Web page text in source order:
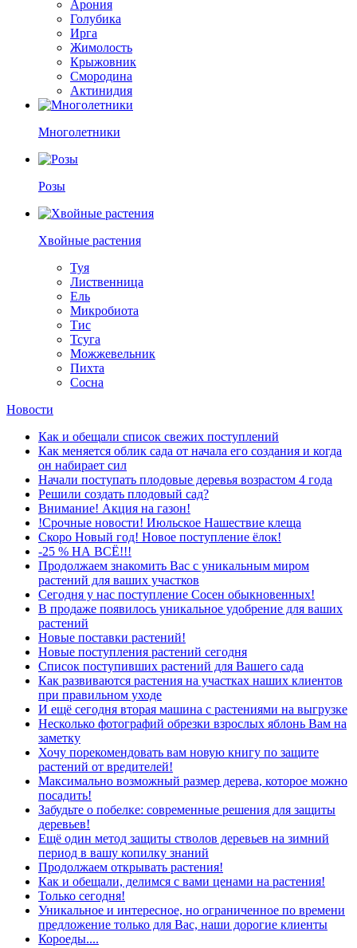
Арония
Голубика
Ирга
Жимолость
Крыжовник
Смородина
Актинидия
Многолетники
Розы
Хвойные растения
Туя
Лиственница
Ель
Микробиота
Тис
Тсуга
Можжевельник
Пихта
Сосна
Новости
Как и обещали список свежих поступлений
Как меняется облик сада от начала его создания и когда
он набирает сил
Начали поступать плодовые деревья возрастом 4 года
Решили создать плодовый сад?
Внимание! Акция на газон!
!Срочные новости! Июльское Нашествие клеща
Скоро Новый год! Новое поступление ёлок!
-25 % НА ВСЁ!!!
Продолжаем знакомить Вас с уникальным миром
растений для ваших участков
Сегодня у нас поступление Сосен обыкновенных!
В продаже появилось уникальное удобрение для ваших
растений
Новые поставки растений!
Новые поступления растений сегодня
Список поступивших растений для Вашего сада
Как развиваются растения на участках наших клиентов
при правильном уходе
И ещё сегодня вторая машина с растениями на выгрузке
Несколько фотографий обрезки взрослых яблонь Вам на
заметку
Хочу порекомендовать вам новую книгу по защите
растений от вредителей!
Максимально возможный размер дерева, которое можно
посадить!
Забудьте о побелке: современные решения для защиты
деревьев!
Ещё один метод защиты стволов деревьев на зимний
период в вашу копилку знаний
Продолжаем открывать растения!
Как и обещали, делимся с вами ценами на растения!
Только сегодня!
Уникальное и интересное, но ограниченное по времени
предложение только для Вас, наши дорогие клиенты
Короеды....